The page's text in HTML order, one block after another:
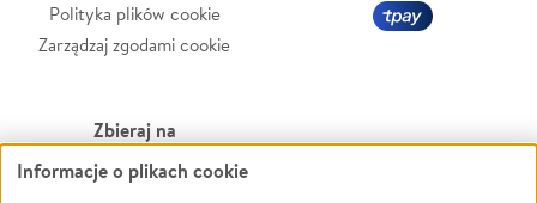
Polityka plików cookie
Zarządzaj zgodami cookie
Zbieraj na
Leczenie
Informacje o plikach cookie